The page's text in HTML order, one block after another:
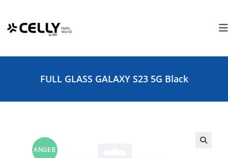
springen
FULL GLASS GALAXY S23 5G Black
ANGEB